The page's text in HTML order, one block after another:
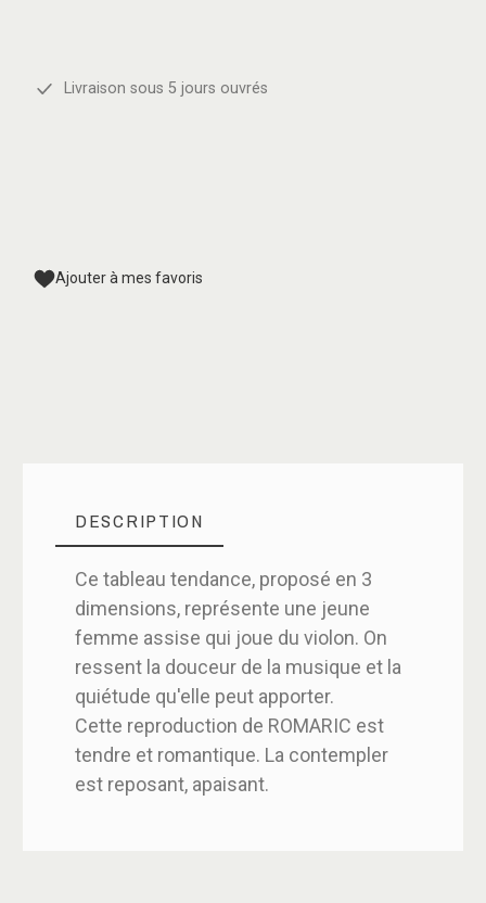
Livraison sous 5 jours ouvrés
Ajouter à mes favoris
DESCRIPTION
Ce tableau tendance, proposé en 3
dimensions, représente une jeune
femme assise qui joue du violon. On
ressent la douceur de la musique et la
quiétude qu'elle peut apporter.
Cette reproduction de ROMARIC est
tendre et romantique. La contempler
est reposant, apaisant.